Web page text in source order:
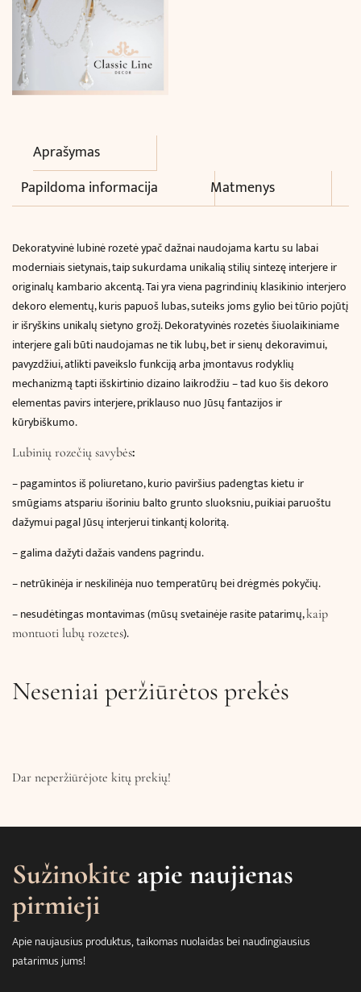
Aprašymas
Papildoma informacija
Matmenys
Dekoratyvinė lubinė rozetė ypač dažnai naudojama kartu su labai
moderniais sietynais, taipsukurdama unikalią stilių sintezę interjere ir
originalų kambario akcentą. Tai yra viena pagrindinių klasikinio interjero
dekoro elementų, kuris papuoš lubas, suteiks joms gylio bei tūrio pojūtį
ir išryškins unikalų sietyno grožį. Dekoratyvinės rozetės šiuolaikiniame
interjere gali būti naudojamas ne tik lubų, bet ir sienų dekoravimui,
pavyzdžiui, atlikti paveikslo funkciją arba įmontavus rodyklių
mechanizmą tapti išskirtinio dizaino laikrodžiu – tad kuo šis dekoro
elementas pavirs interjere, priklauso nuo Jūsų fantazijos ir
kūrybiškumo.
Lubinių rozečių savybės:
–pagamintos iš poliuretano, kurio paviršius padengtas kietu ir
smūgiams atspariu išoriniu balto grunto sluoksniu, puikiai paruoštu
dažymui pagal Jūsų interjerui tinkantį koloritą.
– galima dažyti dažais vandens pagrindu.
– netrūkinėja ir neskilinėja nuo temperatūrų bei drėgmės pokyčių.
– nesudėtingas montavimas (mūsų svetainėje rasite patarimų,kaip
montuoti lubų rozetes).
Neseniai peržiūrėtos prekės
Dar neperžiūrėjote kitų prekių!
Sužinokite apie naujienas
pirmieji
Apie naujausius produktus, taikomas nuolaidas bei naudingiausius
patarimus jums!